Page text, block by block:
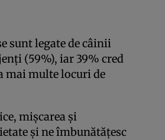
sunt legate de câinii
(59%), iar 39% cred
mai multe locuri de
mișcarea și
și ne îmbunătățesc